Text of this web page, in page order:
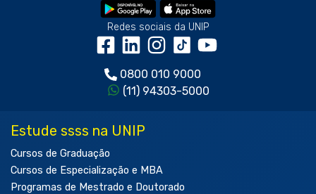
Redes sociais da UNIP
0800 010 9000
(11) 94303-5000
Estude ssss na UNIP
Cursos de Graduação
Cursos de Especialização e MBA
Programas de Mestrado e Doutorado